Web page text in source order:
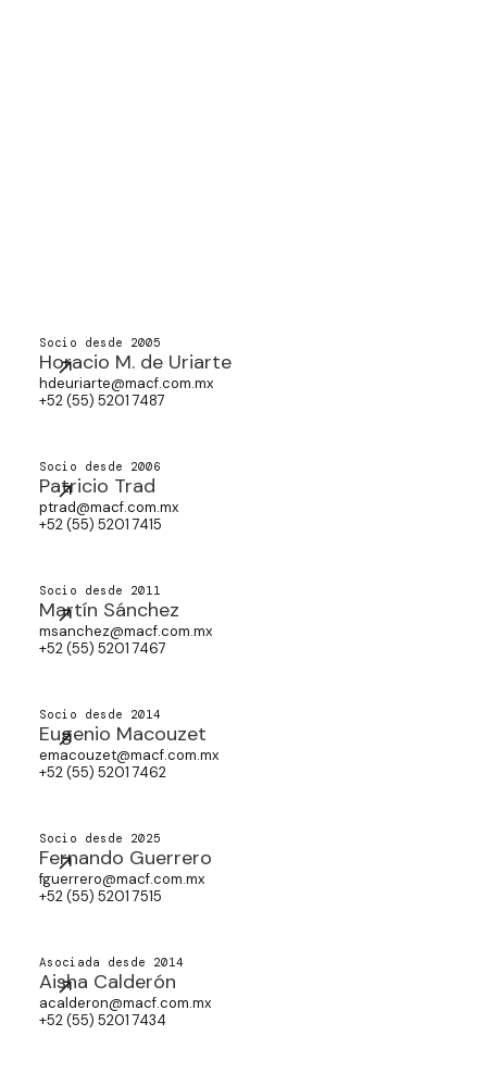
Socio desde 2005
Horacio M. de Uriarte
hdeuriarte@macf.com.mx
+52 (55) 5201 7487
Socio desde 2006
Patricio Trad
ptrad@macf.com.mx
+52 (55) 5201 7415
Socio desde 2011
Martín Sánchez
msanchez@macf.com.mx
+52 (55) 5201 7467
Socio desde 2014
Eugenio Macouzet
emacouzet@macf.com.mx
+52 (55) 5201 7462
Socio desde 2025
Fernando Guerrero
fguerrero@macf.com.mx
+52 (55) 5201 7515
Asociada desde 2014
Aisha Calderón
acalderon@macf.com.mx
+52 (55) 5201 7434